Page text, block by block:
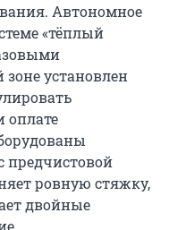
Автономное
«тёплый
установлен
оплате
предчистовой
ровную стяжку,
двойные